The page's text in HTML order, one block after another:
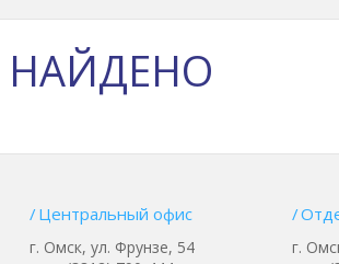
НАЙДЕНО
Центральный офис
г. Омск, ул. Фрунзе, 54
г.